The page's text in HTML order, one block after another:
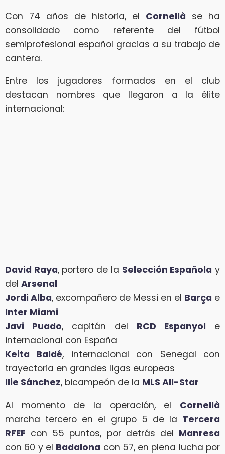
Con 74 años de historia, el Cornellà se ha
consolidado como referente del fútbol
semiprofesional español gracias a su trabajo de
cantera.
Entre los jugadores formados en el club
destacan nombres que llegaron a la élite
internacional:
David Raya, portero de la Selección Española y
del Arsenal
Jordi Alba, excompañero de Messi en el Barça e
Inter Miami
Javi Puado, capitán del RCD Espanyol e
internacional con España
Keita Baldé, internacional con Senegal con
trayectoria en grandes ligas europeas
Ilie Sánchez, bicampeón de la MLS All-Star
Al momento de la operación, el Cornellà
marcha tercero en el grupo 5 de la Tercera
RFEF con 55 puntos, por detrás del Manresa
con 60 y el Badalona con 57, en plena lucha por